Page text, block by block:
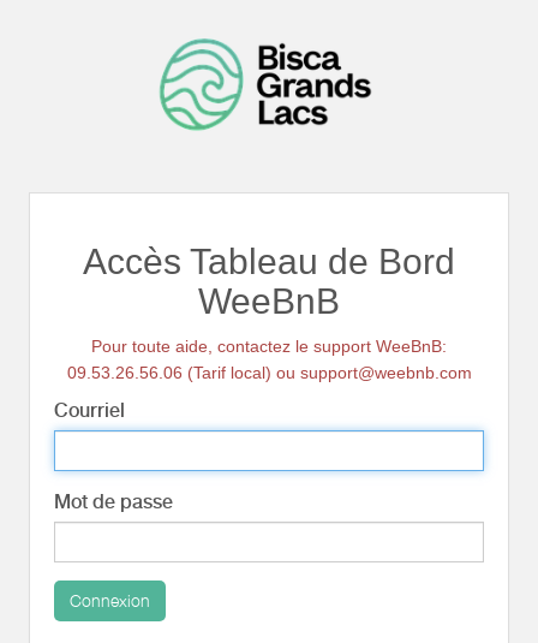
Accès Tableau de Bord
WeeBnB
Pour toute aide, contactez le support WeeBnB:
09.53.26.56.06 (Tarif local) ou support@weebnb.com
Courriel
Mot de passe
Connexion